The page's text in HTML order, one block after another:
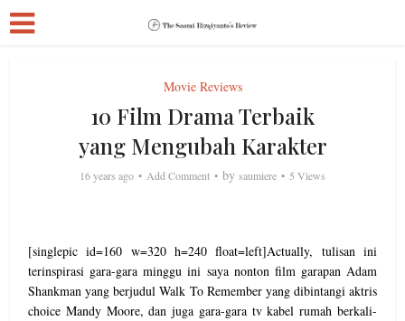
Movie Reviews
10 Film Drama Terbaik
yang Mengubah Karakter
16 years ago Add Comment by saumiere 5 Views
[singlepic id=160 w=320 h=240 float=left]Actually, tulisan ini
terinspirasi gara-gara minggu ini saya nonton film garapan Adam
Shankman yang berjudul Walk To Remember yang dibintangi aktris
choice Mandy Moore, dan juga gara-gara tv kabel rumah berkali-